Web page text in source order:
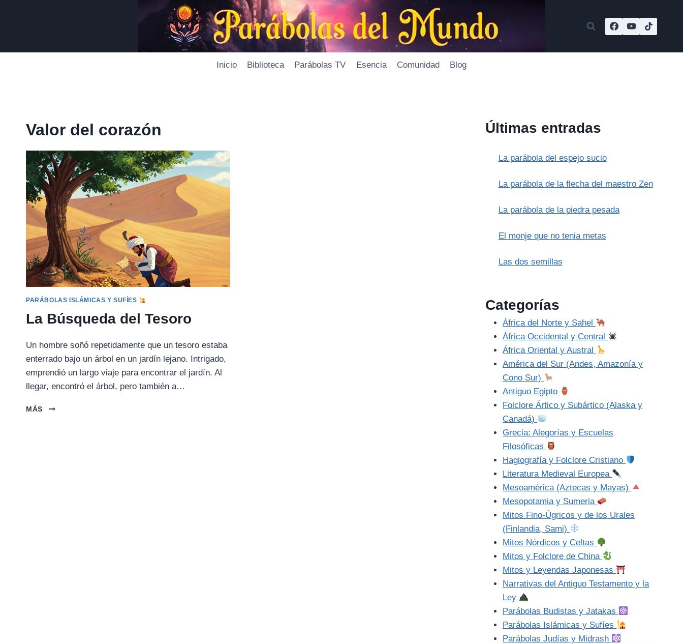
Inicio Biblioteca Parábolas TV Esencia Comunidad Blog
Valor del corazón
PARÁBOLAS ISLÁMICAS Y SUFÍES
La Búsqueda del Tesoro
Un hombre soñó repetidamente que un tesoro estaba
enterrado bajo un árbol en un jardín lejano. Intrigado,
emprendió un largo viaje para encontrar el jardín. Al
llegar, encontró el árbol, pero también a…
MÁS
LA
Últimas entradas
La parábola del espejo sucio
La parábola de la flecha del maestro Zen
La parábola de la piedra pesada
El monje que no tenia metas
Las dos semillas
Categorías
África del Norte y Sahel
África Occidental y Central
África Oriental y Austral
América del Sur (Andes, Amazonía y
Cono Sur)
Antiguo Egipto
Folclore Ártico y Subártico (Alaska y
Canadá)
Grecia: Alegorías y Escuelas
Filosóficas
Hagiografía y Folclore Cristiano
Literatura Medieval Europea
Mesoamérica (Aztecas y Mayas)
Mesopotamia y Sumeria
Mitos Fino-Úgricos y de los Urales
(Finlandia, Sami)
Mitos Nórdicos y Celtas
Mitos y Folclore de China
Mitos y Leyendas Japonesas
Narrativas del Antiguo Testamento y la
Ley
Parábolas Budistas y Jatakas
Parábolas Islámicas y Sufíes
Parábolas Judías y Midrash